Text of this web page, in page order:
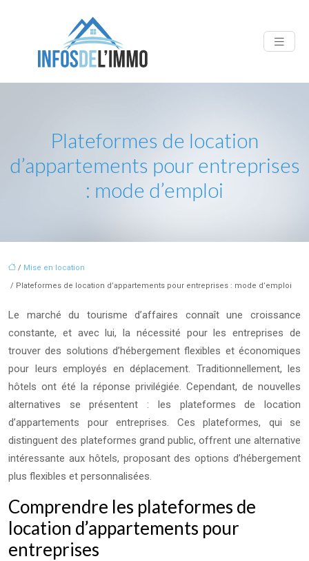
Plateformes de location
d’appartements pour entreprises
: mode d’emploi
/ Mise en location
/ Plateformes de location d’appartements pour entreprises : mode d’emploi
Le marché du tourisme d’affaires connaît une croissance
constante, et avec lui, la nécessité pour les entreprises de
trouver des solutions d’hébergement flexibles et économiques
pour leurs employés en déplacement. Traditionnellement, les
hôtels ont été la réponse privilégiée. Cependant, de nouvelles
alternatives se présentent : les plateformes de location
d’appartements pour entreprises. Ces plateformes, qui se
distinguent des plateformes grand public, offrent une alternative
intéressante aux hôtels, proposant des options d’hébergement
plus flexibles et personnalisées.
Comprendre les plateformes de
location d’appartements pour
entreprises